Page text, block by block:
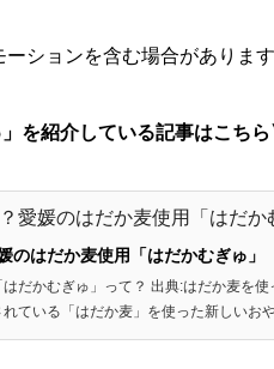
ションを含む場合があります
を紹介している記事はこちら
のはだか麦使用「はだかむぎゅ」
だかむぎゅ」って？ 出典:はだか麦を
ている「はだか麦」を使った新しいお